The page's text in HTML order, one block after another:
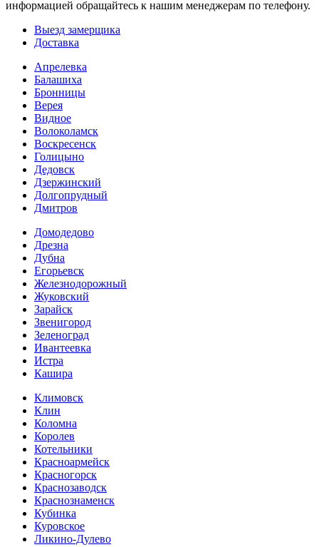
информацией обращайтесь к нашим менеджерам по телефону.
Выезд замерщика
Доставка
Апрелевка
Балашиха
Бронницы
Верея
Видное
Волоколамск
Воскресенск
Голицыно
Дедовск
Дзержинский
Долгопрудный
Дмитров
Домодедово
Дрезна
Дубна
Егорьевск
Железнодорожный
Жуковский
Зарайск
Звенигород
Зеленоград
Ивантеевка
Истра
Кашира
Климовск
Клин
Коломна
Королев
Котельники
Красноармейск
Красногорск
Краснозаводск
Краснознаменск
Кубинка
Куровское
Ликино-Дулево